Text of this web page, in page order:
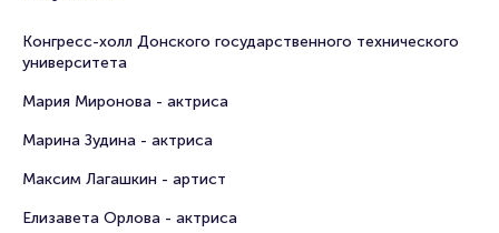
Конгресс-холл Донского государственного технического
университета
Мария Миронова - актриса
Марина Зудина - актриса
Максим Лагашкин - артист
Елизавета Орлова - актриса